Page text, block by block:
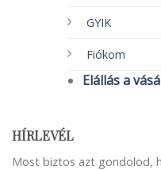
GYIK
Fiókom
Elállás a
HÍRLEVÉL
Most biztos azt gondolod,